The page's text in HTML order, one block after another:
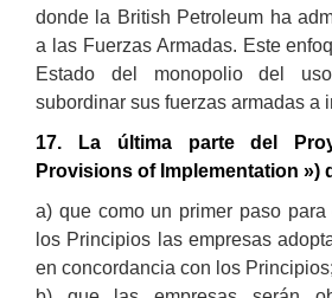
donde la British Petroleum ha
a las Fuerzas Armadas. Este
Estado del monopolio del
subordinar sus fuerzas armadas a
17. La última parte del
Provisions of Implementation »)
a) que como un primer paso
los Principios las empresas
en concordancia con los Principios;